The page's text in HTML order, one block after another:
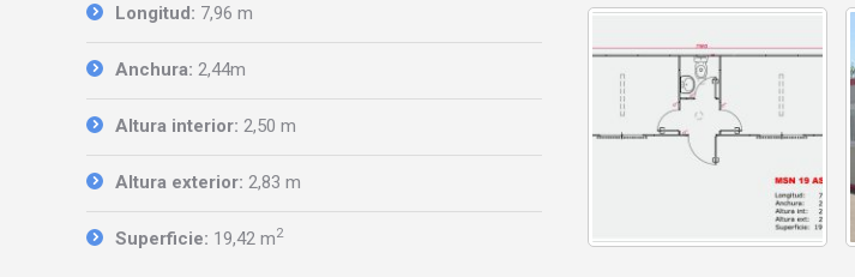
Longitud: 7,96 m
Anchura: 2,44m
Altura interior: 2,50 m
Altura exterior: 2,83 m
Superficie: 19,42 m2